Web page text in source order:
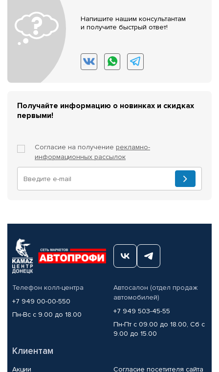
Напишите нашим консультантам
и получите быстрый ответ!
Получайте информацию о новинках и скидках
первыми!
Согласие на получение рекламно-
информационных рассылок
Телефон колл-центра
+7 949 00-00-550
Пн-Вс с 9.00 до 18.00
Автосалон (отдел продаж
автомобилей)
+7 949 503-45-55
Пн-Пт с 09.00 до 18.00, Сб с
9.00 до 15.00
Клиентам
Акции Согласие посетителя сайта